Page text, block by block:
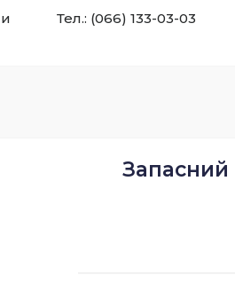
Тел.: (066) 133-03-03
Запасний